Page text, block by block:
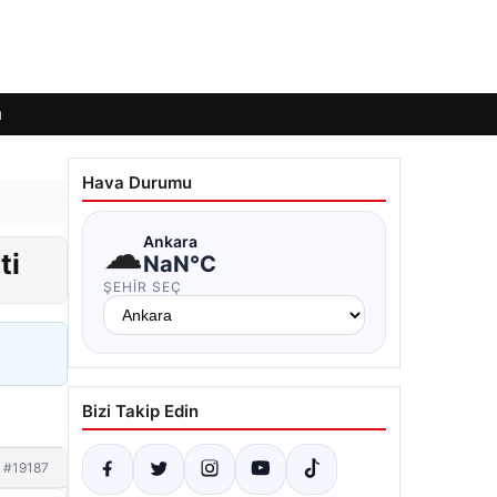
#19187
Hava Durumu
☁Ankara
NaN°C
ŞEHIR SEÇ
Bizi Takip Edin